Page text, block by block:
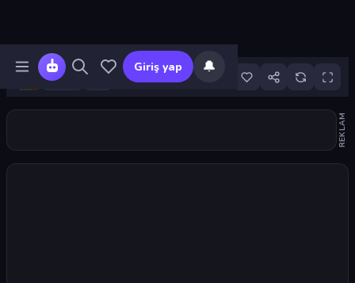
Giriş yap 🔔
13
REKLAM